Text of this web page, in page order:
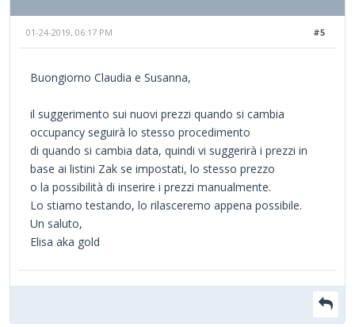
#5
01-24-2019, 06:17 PM
Buongiorno Claudia e Susanna,
il suggerimento sui nuovi prezzi quando si cambia
occupancy seguirà lo stesso procedimento
di quando si cambia data, quindi vi suggerirà i prezzi in
base ai listini Zak se impostati, lo stesso prezzo
o la possibilità di inserire i prezzi manualmente.
Lo stiamo testando, lo rilasceremo appena possibile.
Un saluto,
Elisa aka gold